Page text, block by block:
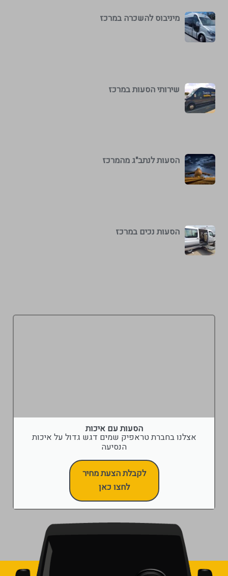
מיניבוס להשכרה במרכז
שירותי הסעות במרכז
הסעות לנתב"ג מהמרכז
הסעות נכים במרכז
הסעות עם איכות
אצלנו בחברת טראפיק שמים דגש גדול על איכות
הנסיעה
לקבלת הצעת מחיר
לחצו כאן